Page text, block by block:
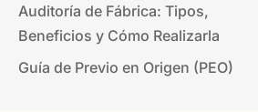
Auditoría de Fábrica: Tipos,
Beneficios y Cómo Realizarla
Guía de Previo en Origen (PEO)